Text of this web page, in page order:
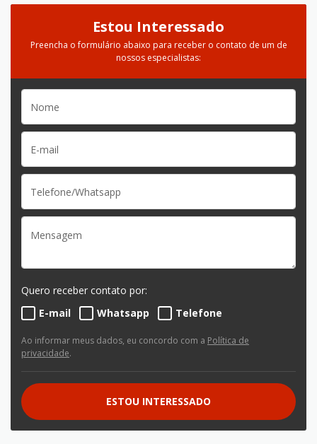
Estou Interessado
Preencha o formulário abaixo para receber o contato de um de
nossos especialistas:
Quero receber contato por:
E-mail
Whatsapp Telefone
Ao informar meus dados, eu concordo com a Política de
privacidade.
ESTOU INTERESSADO